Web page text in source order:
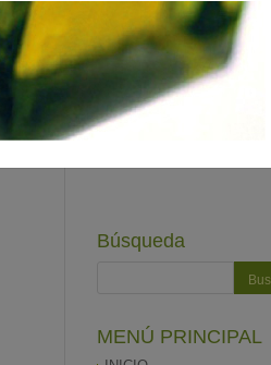
Búsqueda
MENÚ PRINCIPAL